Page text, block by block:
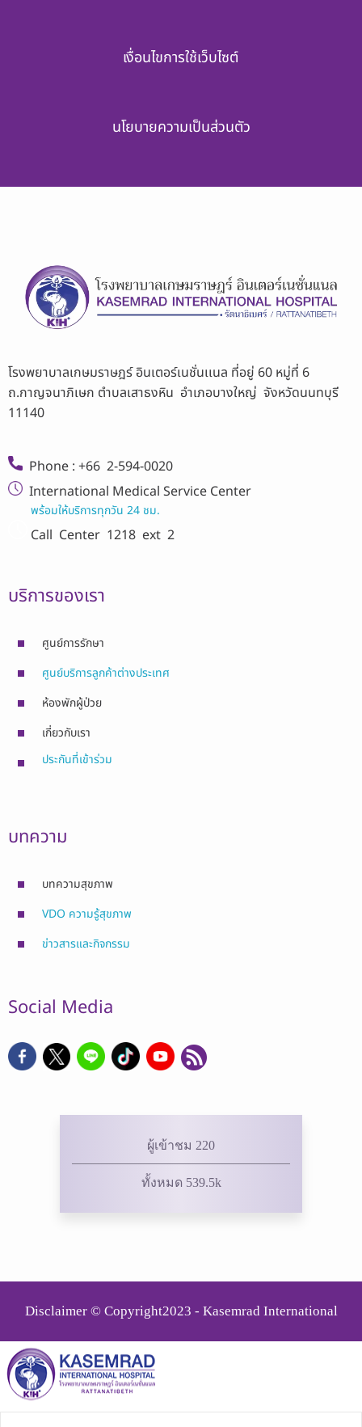
เงื่อนไขการใช้เว็บไซต์
นโยบายความเป็นส่วนตัว
โรงพยาบาลเกษมราษฎร์ อินเตอร์เนชั่นเเนล ที่อยู่ 60 หมู่ที่ 6
ถ.กาญจนาภิเษก ตำบลเสาธงหิน อำเภอบางใหญ่ จังหวัดนนทบุรี
11140
Phone : +66 2-594-0020
International Medical Service Center
พร้อมให้บริการทุกวัน 24 ชม.
Call Center 1218 ext 2
บริการของเรา
ศูนย์การรักษา
ศูนย์บริการลูกค้าต่างประเทศ
ห้องพักผู้ป่วย
เกี่ยวกับเรา
ประกันที่เข้าร่วม
บทความ
บทความสุขภาพ
VDO ความรู้สุขภาพ
ข่าวสารและกิจกรรม
Social Media
ผู้เข้าชม 220
ทั้งหมด 539.5k
Disclaimer © Copyright2023 - Kasemrad International
Rattanatibeth